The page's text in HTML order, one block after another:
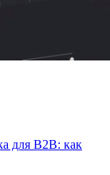
для B2B: как